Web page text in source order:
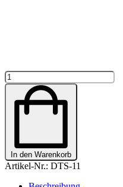
T
Shirt
"DOG
MOM"
Menge
In den Warenkorb
Artikel-Nr.: DTS-11